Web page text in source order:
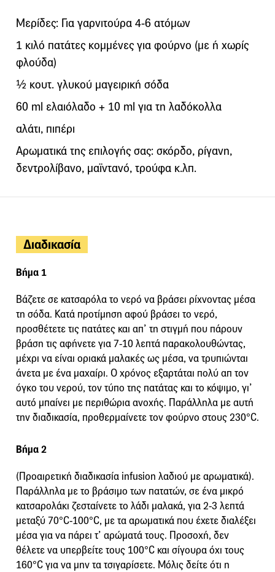
Μερίδες: Για γαρνιτούρα 4-6 ατόμων
1 κιλό πατάτες κομμένες για φούρνο (με ή χωρίς
φλούδα)
½ κουτ. γλυκού μαγειρική σόδα
60 ml ελαιόλαδο + 10 ml για τη λαδόκολλα
αλάτι, πιπέρι
Αρωματικά της επιλογής σας: σκόρδο, ρίγανη,
δεντρολίβανο, μαϊντανό, τρούφα κ.λπ.
Διαδικασία
Βήμα 1
Βάζετε σε κατσαρόλα το νερό να βράσει ρίχνοντας μέσα
τη σόδα. Κατά προτίμηση αφού βράσει το νερό,
προσθέτετε τις πατάτες και απ’ τη στιγμή που πάρουν
βράση τις αφήνετε για 7-10 λεπτά παρακολουθώντας,
μέχρι να είναι οριακά μαλακές ως μέσα, να τρυπιώνται
άνετα με ένα μαχαίρι. Ο χρόνος εξαρτάται πολύ απ τον
όγκο του νερού, τον τύπο της πατάτας και το κόψιμο, γι’
αυτό μπαίνει με περιθώρια ανοχής. Παράλληλα με αυτή
την διαδικασία, προθερμαίνετε τον φούρνο στους 230°C.
Βήμα 2
(Προαιρετική διαδικασία infusion λαδιού με αρωματικά).
Παράλληλα με το βράσιμο των πατατών, σε ένα μικρό
κατσαρολάκι ζεσταίνετε το λάδι μαλακά, για 2-3 λεπτά
μεταξύ 70°C-100°C, με τα αρωματικά που έχετε διαλέξει
μέσα για να πάρει τ’ αρώματά τους. Προσοχή, δεν
θέλετε να υπερβείτε τους 100°C και σίγουρα όχι τους
160°C για να μην τα τσιγαρίσετε. Μόλις δείτε ότι η